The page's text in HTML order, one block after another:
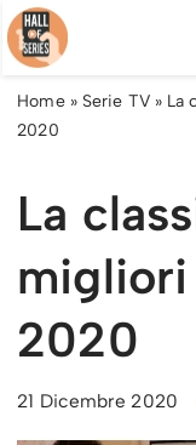
Vai
al
contenuto
Home» Serie TV» La
2020
La
2020
21 Dicembre 2020